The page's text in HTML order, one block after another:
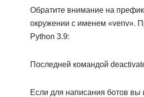
Обратите внимание на
окружении с именем «venv».
Python 3.9:
Последней командой
Если для написания ботов вы